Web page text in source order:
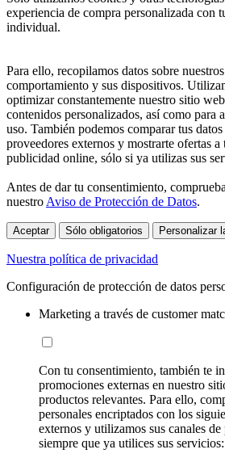
experiencia de compra personalizada con
individual.
Para ello, recopilamos datos sobre
comportamiento y sus dispositivos.
optimizar constantemente nuestro sitio
contenidos personalizados, así como para
uso. También podemos comparar tus
proveedores externos y mostrarte ofertas a
publicidad online, sólo si ya utilizas sus
Antes de dar tu consentimiento,
nuestro Aviso de Protección de Datos.
Aceptar Sólo obligatorios Personalizar
Nuestra política de privacidad
Configuración de protección de datos
Marketing a través de customer
Con tu consentimiento, también te
promociones externas en nuestro
productos relevantes. Para ello,
personales encriptados con los
externos y utilizamos sus canales
siempre que ya utilices sus servicios: